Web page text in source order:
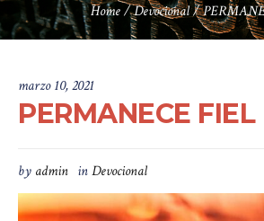
Home/Devocional/
marzo 10, 2021
PERMANECE FIEL
by admin inDevocional